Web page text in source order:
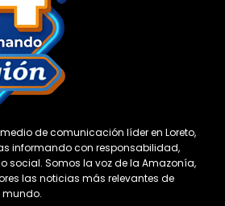
medio de comunicación líder en Loreto,
informando con responsabilidad,
social. Somos la voz de la Amazonía,
las noticias más relevantes de
mundo.